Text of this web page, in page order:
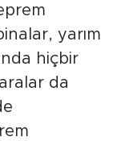
yarım
hiçbir
da